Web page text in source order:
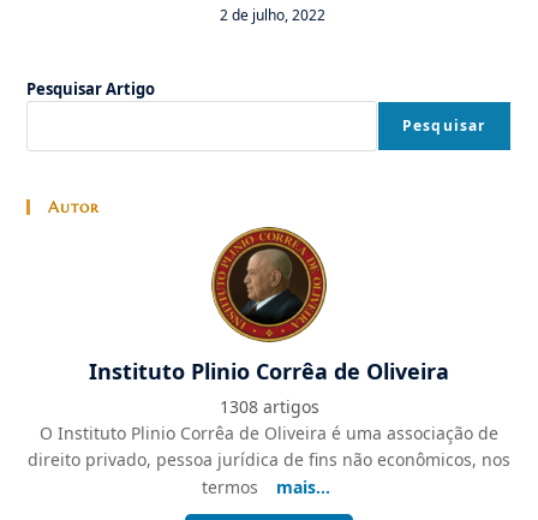
2 de julho, 2022
Pesquisar Artigo
Pesquisar
Autor
Instituto Plinio Corrêa de Oliveira
1308 artigos
O Instituto Plinio Corrêa de Oliveira é uma associação de
direito privado, pessoa jurídica de fins não econômicos, nos
termos
mais...